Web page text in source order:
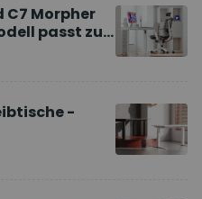
C7 Morpher
passt zu
-